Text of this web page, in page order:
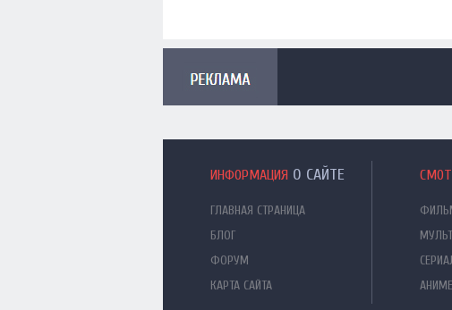
ИНФОРМАЦИЯ О САЙТЕ
ГЛАВНАЯ СТРАНИЦА
БЛОГ
ФОРУМ
КАРТА САЙТА
АНИМЕ